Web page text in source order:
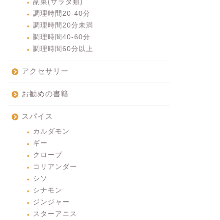
副菜(サラダ類)
調理時間20-40分
調理時間20分未満
調理時間40-60分
調理時間60分以上
アクセサリー
お勧めの書籍
スパイス
カルダモン
ギー
クローブ
コリアンダー
シソ
シナモン
ジンジャー
スターアニス